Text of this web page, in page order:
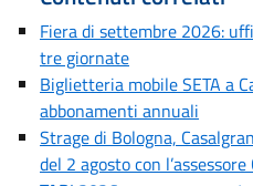
Fiera di settembre 2026:
tre giornate
Biglietteria mobile SETA a
abbonamenti annuali
Strage di Bologna,
del 2 agosto con